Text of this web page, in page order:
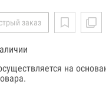
заказ
на